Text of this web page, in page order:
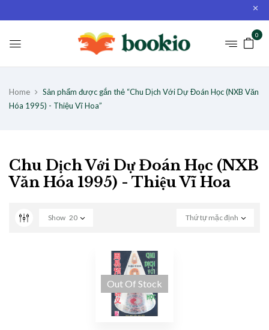
0
Home
Sản phẩm được gắn thẻ “Chu Dịch Với Dự Đoán Học (NXB Văn
Hóa 1995) - Thiệu Vĩ Hoa”
Chu Dịch Với Dự Đoán Học (NXB
Văn Hóa 1995) - Thiệu Vĩ Hoa
Thứ tự mặc định
Show 20
Out Of Stock